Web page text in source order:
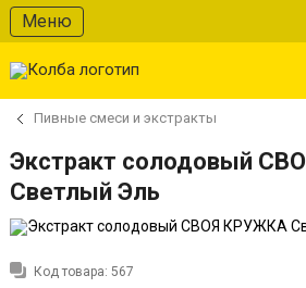
Меню
Пивные смеси и экстракты
Экстракт солодовый
Светлый Эль
Код товара: 567